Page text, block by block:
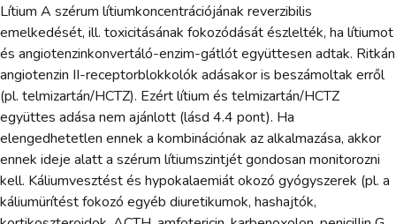
Lítium A szérum lítiumkoncentrációjának reverzibilis
emelkedését, ill. toxicitásának fokozódását észlelték, ha lítiumot
és angiotenzinkonvertáló-enzim-gátlót együttesen adtak. Ritkán
angiotenzin II-receptorblokkolók adásakor is beszámoltak erről
(pl. telmizartán/HCTZ). Ezért lítium és telmizartán/HCTZ
együttes adása nem ajánlott (lásd 4.4 pont). Ha
elengedhetetlen ennek a kombinációnak az alkalmazása, akkor
ennek ideje alatt a szérum lítiumszintjét gondosan monitorozni
kell. Káliumvesztést és hypokalaemiát okozó gyógyszerek (pl. a
káliumürítést fokozó egyéb diuretikumok, hashajtók,